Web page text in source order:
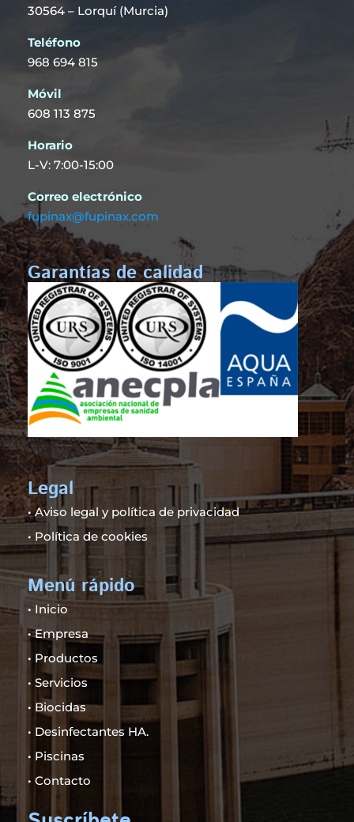
30564 – Lorquí (Murcia)
Teléfono
968 694 815
Móvil
608 113 875
Horario
L-V: 7:00-15:00
Correo electrónico
fupinax@fupinax.com
Garantías de calidad
Legal
·Aviso legal y política de privacidad
· Política de cookies
Menú rápido
· Inicio
·Empresa
· Productos
· Servicios
· Biocidas
· Desinfectantes HA.
· Piscinas
· Contacto